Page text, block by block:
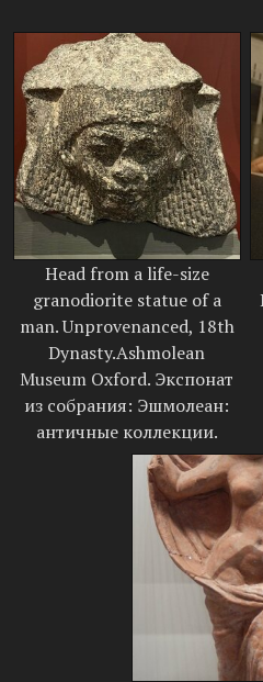
Head from a life-size
granodiorite statue of a
man. Unprovenanced, 18th
Dynasty.Ashmolean
Museum Oxford. Экспонат
из собрания: Эшмолеан:
античные коллекции.